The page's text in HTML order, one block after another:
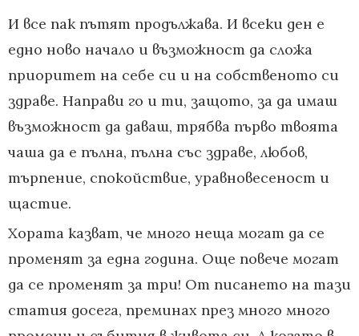
И все пак пътят продължава. И всеки ден е
едно ново начало и възможност да сложа
приоритет на себе си и на собственото си
здраве. Направи го и ти, защото, за да имаш
възможност да даваш, трябва първо твоята
чаша да е пълна, пълна със здраве, любов,
търпение, спокойствие, уравновесеност и
щастие.
Хората казват, че много неща могат да се
променят за една година. Още повече могат
да се променят за три! От писането на тази
статия досега, преминах през много много